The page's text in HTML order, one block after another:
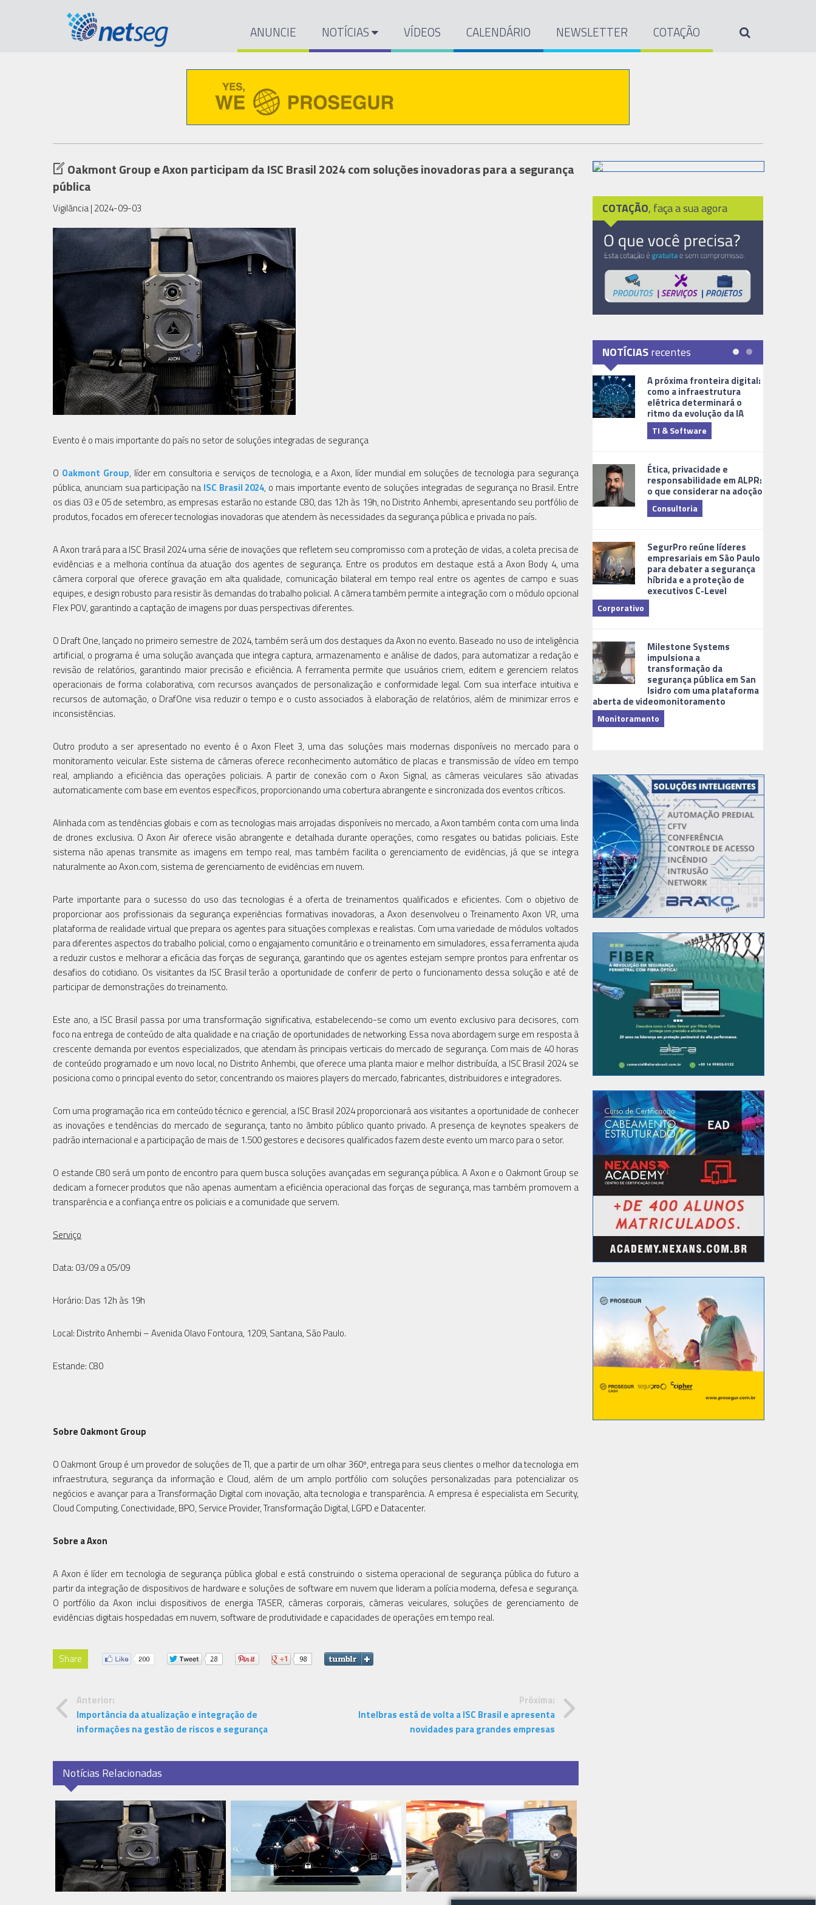
ANUNCIE NOTÍCIAS VÍDEOS CALENDÁRIO NEWSLETTER COTAÇÃO
Oakmont Group e Axon participam da ISC Brasil 2024 com soluções inovadoras para a segurança
pública
Vigilância| 2024-09-03
Evento é o mais importante do país no setor de soluções integradas de segurança
O Oakmont Group, líder em consultoria e serviços de tecnologia, e a Axon, líder mundial em soluções de tecnologia para segurança
pública, anunciam sua participação na ISC Brasil 2024, o mais importante evento de soluções integradas de segurança no Brasil. Entre
os dias 03 e 05 de setembro, as empresas estarão no estande C80, das 12h às 19h, no Distrito Anhembi, apresentando seu portfólio de
produtos, focados em oferecer tecnologias inovadoras que atendem às necessidades da segurança pública e privada no país.
A Axon trará para a ISC Brasil 2024 uma série de inovações que refletem seu compromisso com a proteção de vidas, a coleta precisa de
evidências e a melhoria contínua da atuação dos agentes de segurança. Entre os produtos em destaque está a Axon Body 4, uma
câmera corporal que oferece gravação em alta qualidade, comunicação bilateral em tempo real entre os agentes de campo e suas
equipes, e design robusto para resistir às demandas do trabalho policial. A câmera também permite a integração com o módulo opcional
Flex POV, garantindo a captação de imagens por duas perspectivas diferentes.
O Draft One, lançado no primeiro semestre de 2024, também será um dos destaques da Axon no evento. Baseado no uso de inteligência
artificial, o programa é uma solução avançada que integra captura, armazenamento e análise de dados, para automatizar a redação e
revisão de relatórios, garantindo maior precisão e eficiência. A ferramenta permite que usuários criem, editem e gerenciem relatos
operacionais de forma colaborativa, com recursos avançados de personalização e conformidade legal. Com sua interface intuitiva e
recursos de automação, o DrafOne visa reduzir o tempo e o custo associados à elaboração de relatórios, além de minimizar erros e
inconsistências.
Outro produto a ser apresentado no evento é o Axon Fleet 3, uma das soluções mais modernas disponíveis no mercado para o
monitoramento veicular. Este sistema de câmeras oferece reconhecimento automático de placas e transmissão de vídeo em tempo
real, ampliando a eficiência das operações policiais. A partir de conexão com o Axon Signal, as câmeras veiculares são ativadas
automaticamente com base em eventos específicos, proporcionando uma cobertura abrangente e sincronizada dos eventos críticos.
Alinhada com as tendências globais e com as tecnologias mais arrojadas disponíveis no mercado, a Axon também conta com uma linda
de drones exclusiva. O Axon Air oferece visão abrangente e detalhada durante operações, como resgates ou batidas policiais. Este
sistema não apenas transmite as imagens em tempo real, mas também facilita o gerenciamento de evidências, já que se integra
naturalmente ao Axon.com, sistema de gerenciamento de evidências em nuvem.
Parte importante para o sucesso do uso das tecnologias é a oferta de treinamentos qualificados e eficientes. Com o objetivo de
proporcionar aos profissionais da segurança experiências formativas inovadoras, a Axon desenvolveu o Treinamento Axon VR, uma
plataforma de realidade virtual que prepara os agentes para situações complexas e realistas. Com uma variedade de módulos voltados
para diferentes aspectos do trabalho policial, como o engajamento comunitário e o treinamento em simuladores, essa ferramenta ajuda
a reduzir custos e melhorar a eficácia das forças de segurança, garantindo que os agentes estejam sempre prontos para enfrentar os
desafios do cotidiano. Os visitantes da ISC Brasil terão a oportunidade de conferir de perto o funcionamento dessa solução e até de
participar de demonstrações do treinamento.
Este ano, a ISC Brasil passa por uma transformação significativa, estabelecendo-se como um evento exclusivo para decisores, com
foco na entrega de conteúdo de alta qualidade e na criação de oportunidades de networking. Essa nova abordagem surge em resposta à
crescente demanda por eventos especializados, que atendam às principais verticais do mercado de segurança. Com mais de 40 horas
de conteúdo programado e um novo local, no Distrito Anhembi, que oferece uma planta maior e melhor distribuída, a ISC Brasil 2024 se
posiciona como o principal evento do setor, concentrando os maiores players do mercado, fabricantes, distribuidores e integradores.
Com uma programação rica em conteúdo técnico e gerencial, a ISC Brasil 2024 proporcionará aos visitantes a oportunidade de conhecer
as inovações e tendências do mercado de segurança, tanto no âmbito público quanto privado. A presença de keynotes speakers de
padrão internacional e a participação de mais de 1.500 gestores e decisores qualificados fazem deste evento um marco para o setor.
O estande C80 será um ponto de encontro para quem busca soluções avançadas em segurança pública. A Axon e o Oakmont Group se
dedicam a fornecer produtos que não apenas aumentam a eficiência operacional das forças de segurança, mas também promovem a
transparência e a confiança entre os policiais e a comunidade que servem.
Serviço
Data: 03/09 a 05/09
Horário: Das 12h às 19h
Local: Distrito Anhembi – Avenida Olavo Fontoura, 1209, Santana, São Paulo.
Estande: C80
Sobre Oakmont Group
O Oakmont Group é um provedor de soluções de TI, que a partir de um olhar 360º, entrega para seus clientes o melhor da tecnologia em
infraestrutura, segurança da informação e Cloud, além de um amplo portfólio com soluções personalizadas para potencializar os
negócios e avançar para a Transformação Digital com inovação, alta tecnologia e transparência. A empresa é especialista em Security,
Cloud Computing, Conectividade, BPO, Service Provider, Transformação Digital, LGPD e Datacenter.
Sobre a Axon
A Axon é líder em tecnologia de segurança pública global e está construindo o sistema operacional de segurança pública do futuro a
partir da integração de dispositivos de hardware e soluções de software em nuvem que lideram a polícia moderna, defesa e segurança.
O portfólio da Axon inclui dispositivos de energia TASER, câmeras corporais, câmeras veiculares, soluções de gerenciamento de
evidências digitais hospedadas em nuvem, software de produtividade e capacidades de operações em tempo real.
Share
Anterior:
Importância da atualização e integração de
informações na gestão de riscos e segurança
Próxima:
Intelbras está de volta a ISC Brasil e apresenta
novidades para grandes empresas
Notícias Relacionadas
COTAÇÃO, faça a sua agora
NOTÍCIASrecentes
A próxima fronteira digital:
como a infraestrutura
elétrica determinará o
ritmo da evolução da IA
TI & Software
Ética, privacidade e
responsabilidade em ALPR:
o que considerar na adoção
Consultoria
SegurPro reúne líderes
empresariais em São Paulo
para debater a segurança
híbrida e a proteção de
executivos C-Level
Corporativo
Milestone Systems
impulsiona a
transformação da
segurança pública em San
Isidro com uma plataforma
aberta de videomonitoramento
Monitoramento